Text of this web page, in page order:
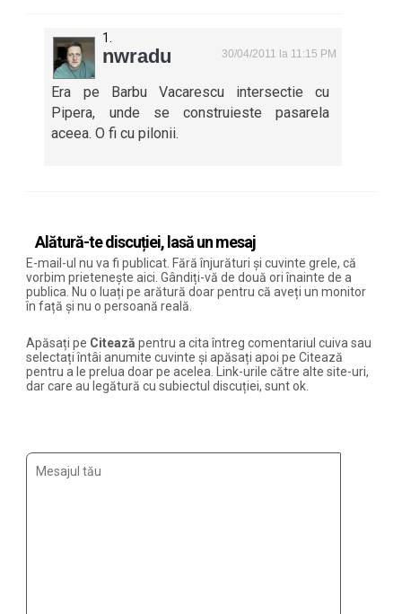
nwradu 30/04/2011 la 11:15 PM
Era pe Barbu Vacarescu intersectie cu
Pipera, unde se construieste pasarela
aceea. O fi cu pilonii.
Alătură-te discuției, lasă un mesaj
E-mail-ul nu va fi publicat. Fără înjurături și cuvinte grele, că
vorbim prietenește aici. Gândiți-vă de două ori înainte de a
publica. Nu o luați pe arătură doar pentru că aveți un monitor
în față și nu o persoană reală.
Apăsați pe Citează pentru a cita întreg comentariul cuiva sau
selectați întâi anumite cuvinte și apăsați apoi pe Citează
pentru a le prelua doar pe acelea. Link-urile către alte site-uri,
dar care au legătură cu subiectul discuției, sunt ok.